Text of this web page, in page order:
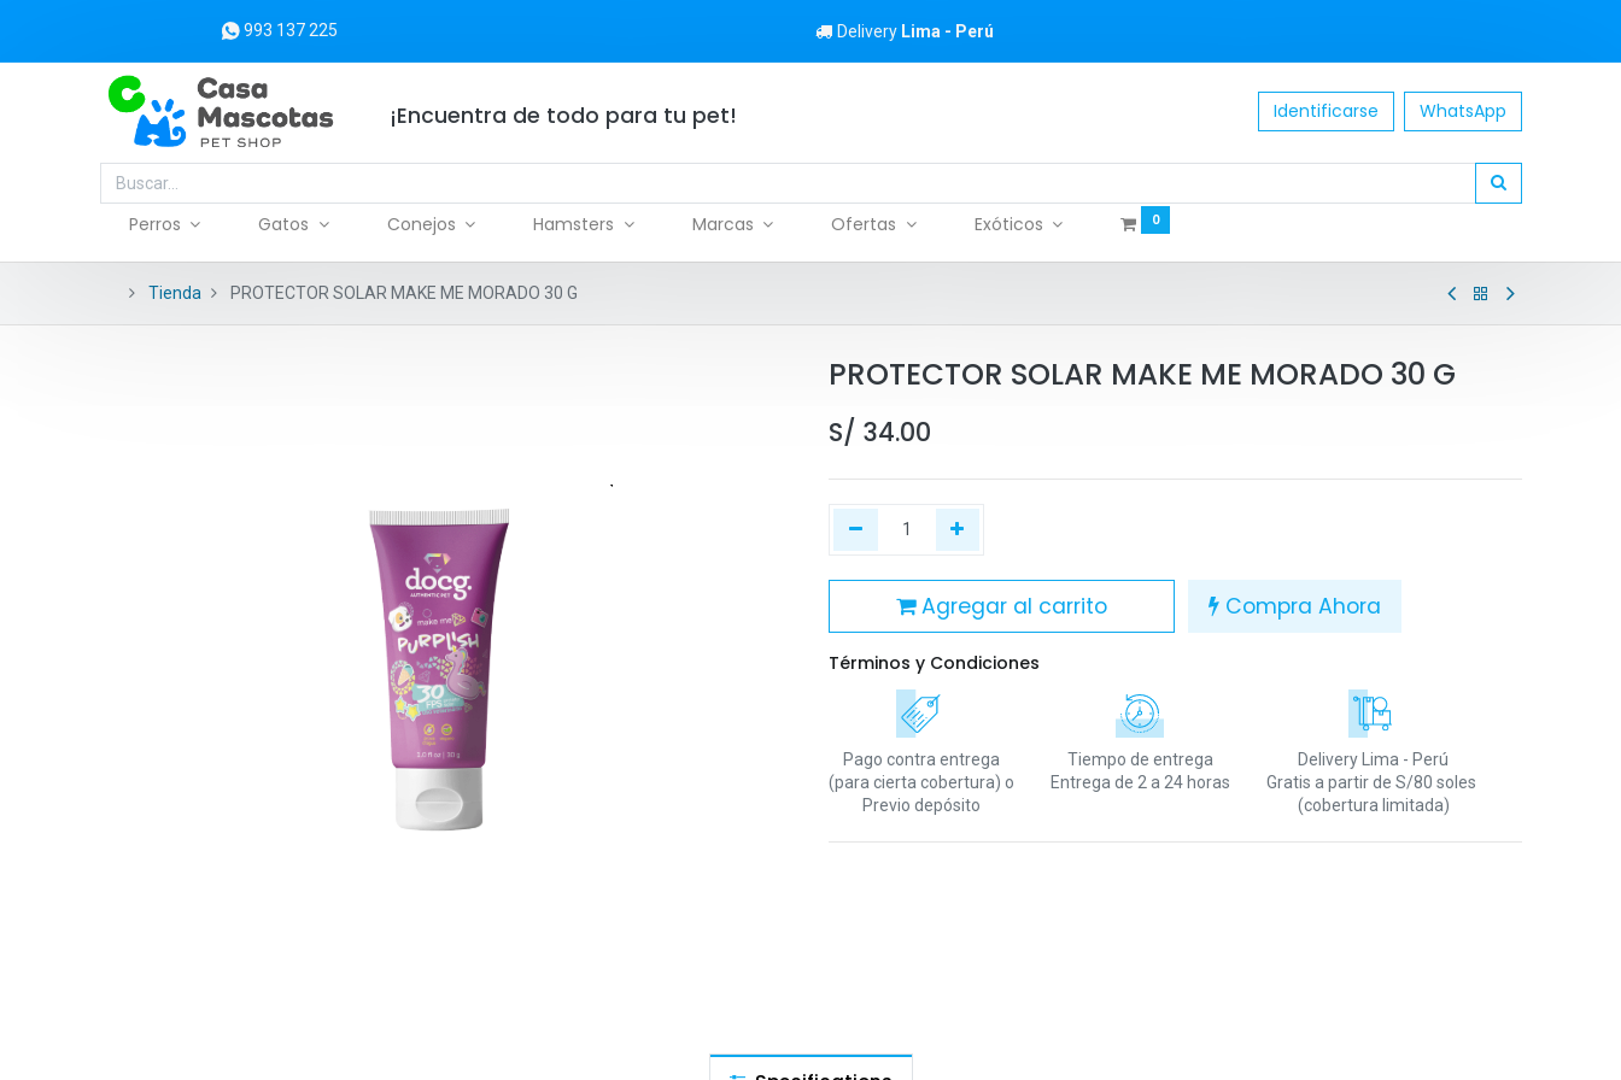
993 137 225 Delivery Lima - Perú
¡Encuentra de todo para tu pet! Identificarse WhatsApp
Perros Gatos Conejos Hamsters Marcas Ofertas Exóticos 0
Tienda PROTECTOR SOLAR MAKE ME MORADO 30 G
PROTECTOR SOLAR MAKE ME MORADO 30 G
S/ 34.00
Agregar al carrito Compra Ahora
Términos y Condiciones
Pago contra entrega
(para cierta cobertura) o
Previo depósito
Tiempo de entrega
Entrega de 2 a 24 horas
Delivery Lima - Perú
Gratis a partir de S/80 soles
(cobertura limitada)